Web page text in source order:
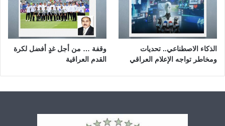
الذكاء الاصطناعي.. تحديات
ومخاطر تواجه الإعلام العراقي
وقفة … من أجل غدٍ أفضل لكرة
القدم العراقية